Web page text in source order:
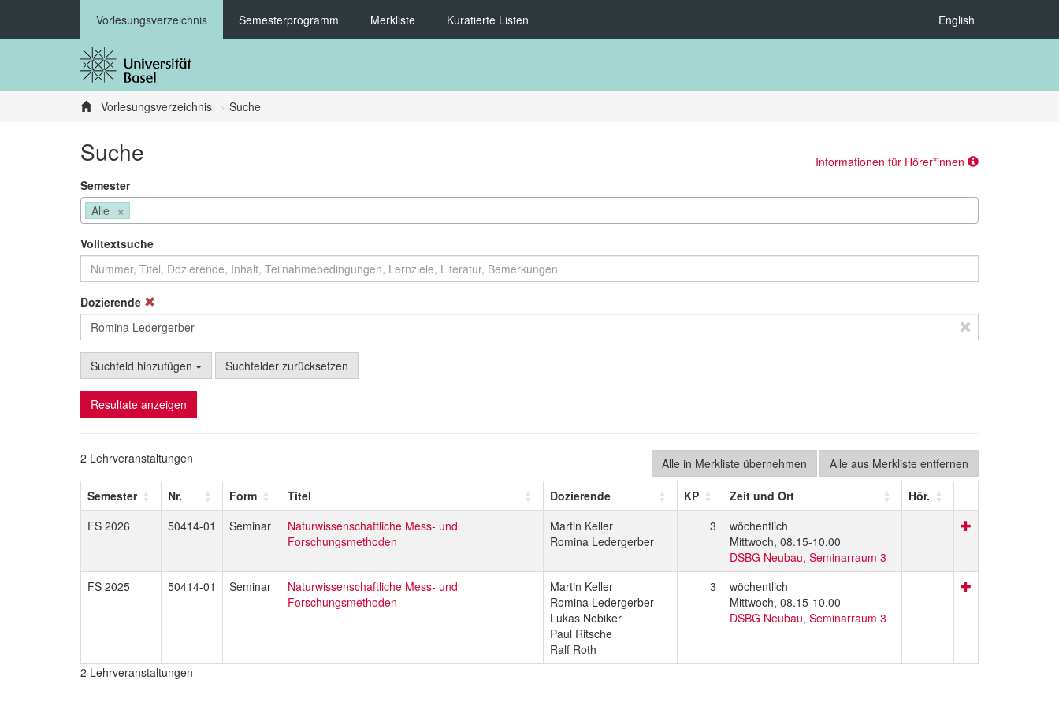
Vorlesungsverzeichnis Semesterprogramm Merkliste Kuratierte Listen English
Vorlesungsverzeichnis Suche
Suche
Informationen für Hörer*innen
Semester
×
Alle
Volltextsuche
Dozierende
Suchfeld hinzufügen Suchfelder zurücksetzen
Resultate anzeigen
Alle aus Merkliste entfernen
Alle in Merkliste übernehmen
2 Lehrveranstaltungen
Semester Nr. Form Titel Dozierende KP Zeit und Ort
Hör.
FS 2026
50414-01 Seminar
Naturwissenschaftliche Mess- und
Forschungsmethoden
Martin Keller
Romina Ledergerber
3
wöchentlich
Mittwoch, 08.15-10.00
DSBG Neubau, Seminarraum 3
FS 2025
50414-01 Seminar
Naturwissenschaftliche Mess- und
Forschungsmethoden
Martin Keller
Romina Ledergerber
Lukas Nebiker
Paul Ritsche
Ralf Roth
3
wöchentlich
Mittwoch, 08.15-10.00
DSBG Neubau, Seminarraum 3
2 Lehrveranstaltungen